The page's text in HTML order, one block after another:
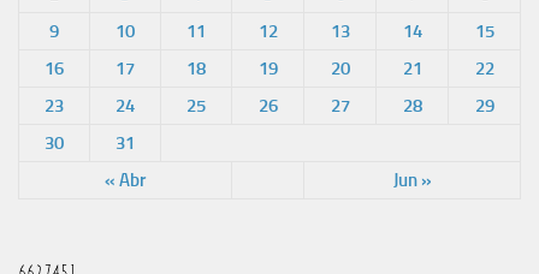
« Abr Jun »
9
10 11 12 13 14
15
16
17 18 19 20 21
22
23
24 25 26 27 28
29
30
31